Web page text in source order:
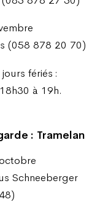
(058 878 20 70)
fériés :
à 19h.
: Tramelan
Schneeberger